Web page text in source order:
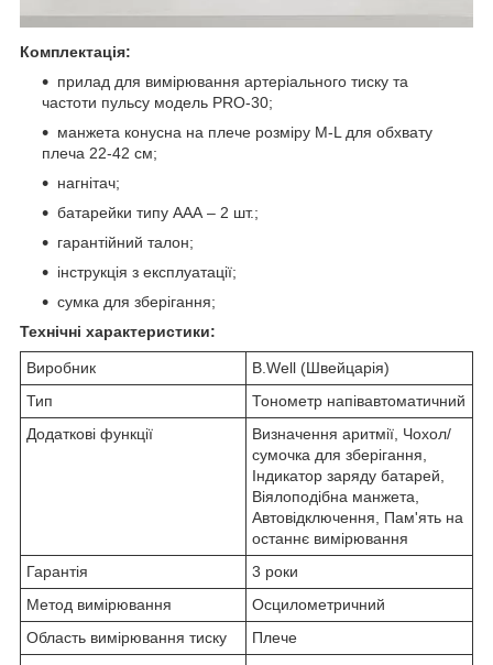
Комплектація:
прилад для вимірювання артеріального тиску та
частоти пульсу модель PRO-30;
манжета конусна на плече розміру М-L для обхвату
плеча 22-42 см;
нагнітач;
батарейки типу ААА – 2 шт.;
гарантійний талон;
інструкція з експлуатації;
сумка для зберігання;
Технічні характеристики:
Виробник
B.Well (Швейцарія)
Тип
Тонометр напівавтоматичний
Додаткові функції
Визначення аритмії, Чохол/
сумочка для зберігання,
Індикатор заряду батарей,
Віялоподібна манжета,
Автовідключення, Пам'ять на
останнє вимірювання
Гарантія
3 роки
Метод вимірювання
Осцилометричний
Область вимірювання тиску
Плече